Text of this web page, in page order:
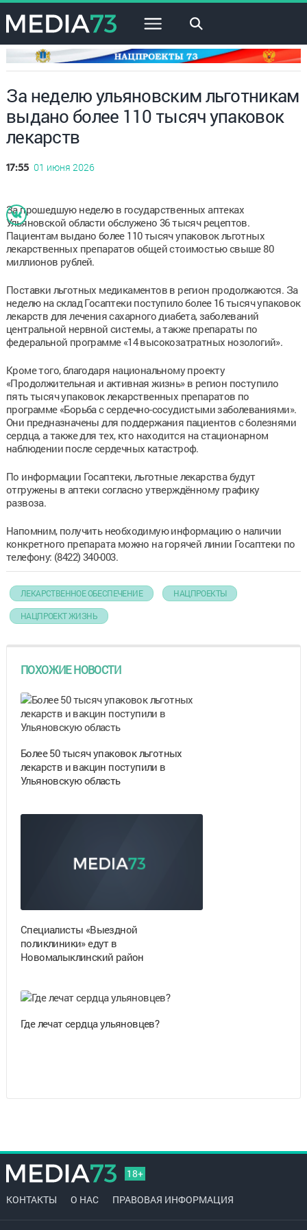
×
За неделю ульяновским льготникам
выдано более 110 тысяч упаковок
лекарств
17:55 01 июня 2026
За прошедшую неделю в государственных аптеках
Ульяновской области обслужено 36 тысяч рецептов.
Пациентам выдано более 110 тысяч упаковок льготных
лекарственных препаратов общей стоимостью свыше 80
миллионов рублей.
Поставки льготных медикаментов в регион продолжаются. За
неделю на склад Госаптеки поступило более 16 тысяч упаковок
лекарств для лечения сахарного диабета, заболеваний
центральной нервной системы, а также препараты по
федеральной программе «14 высокозатратных нозологий».
Кроме того, благодаря национальному проекту
«Продолжительная и активная жизнь» в регион поступило
пять тысяч упаковок лекарственных препаратов по
программе «Борьба с сердечно-сосудистыми заболеваниями».
Они предназначены для поддержания пациентов с болезнями
сердца, а также для тех, кто находится на стационарном
наблюдении после сердечных катастроф.
По информации Госаптеки, льготные лекарства будут
отгружены в аптеки согласно утверждённому графику
развоза.
Напомним, получить необходимую информацию о наличии
конкретного препарата можно на горячей линии Госаптеки по
телефону: (8422) 340-003.
ЛЕКАРСТВЕННОЕ ОБЕСПЕЧЕНИЕ НАЦПРОЕКТЫ
НАЦПРОЕКТ ЖИЗНЬ
ПОХОЖИЕ НОВОСТИ
Более 50 тысяч упаковок льготных
лекарств и вакцин поступили в
Ульяновскую область
Специалисты «Выездной
поликлиники» едут в
Новомалыклинский район
Где лечат сердца ульяновцев?
18+
КОНТАКТЫ О НАС ПРАВОВАЯ ИНФОРМАЦИЯ